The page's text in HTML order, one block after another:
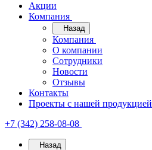
Акции
Компания
Назад
Компания
О компании
Сотрудники
Новости
Отзывы
Контакты
Проекты с нашей продукцией
+7 (342) 258-08-08
Назад